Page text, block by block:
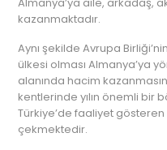
kazanmaktadır.
Aynı şekilde Avrupa
ülkesi olması Almanya’ya
alanında hacim
kentlerinde yılın önemli bir
Türkiye’de faaliyet
çekmektedir.